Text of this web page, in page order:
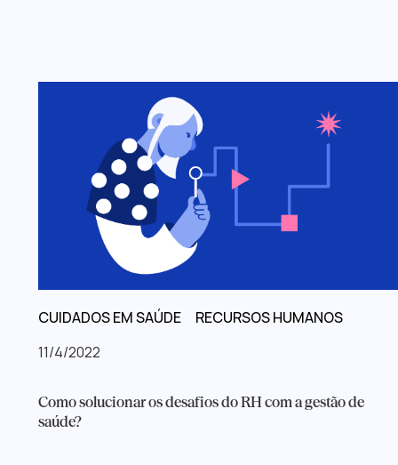
CUIDADOS EM SAÚDE
RECURSOS HUMANOS
11/4/2022
Como solucionar os desafios do RH com a gestão de
saúde?